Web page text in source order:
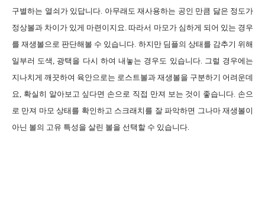
구별하는 열쇠가 있답니다. 아무래도 재사용하는 공인 만큼 닳은 정도가
정상볼과 차이가 있게 마련이지요. 따라서 마모가 심하게 되어 있는 경우
를 재생볼으로 판단해볼 수 있습니다. 하지만 딤플의 상태를 감추기 위해
일부러 도색, 광택을 다시 하여 내놓는 경우도 있습니다. 그럴 경우에는
지나치게 깨끗하여 육안으로는 로스트볼과 재생볼을 구분하기 어려운데
요, 확실히 알아보고 싶다면 손으로 직접 만져 보는 것이 좋습니다. 손으
로 만져 마모 상태를 확인하고 스크래치를 잘 파악하면 그나마 재생볼이
아닌 볼의 고유 특성을 살린 볼을 선택할 수 있습니다.